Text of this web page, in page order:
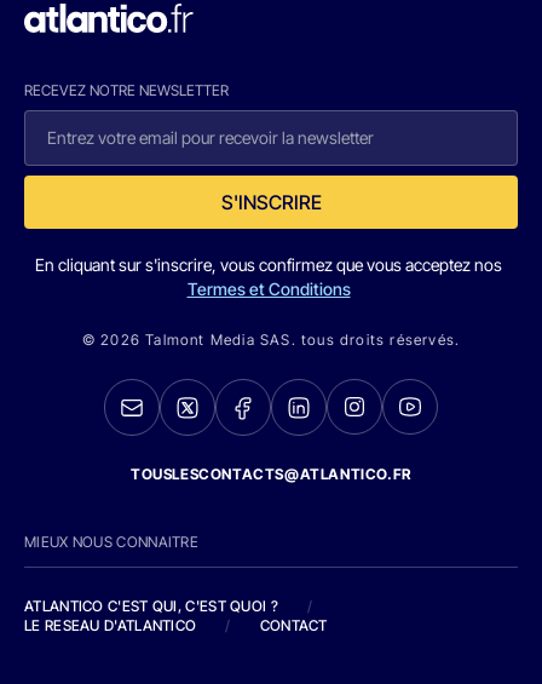
RECEVEZ NOTRE NEWSLETTER
S'INSCRIRE
En cliquant sur s'inscrire, vous confirmez que vous acceptez nos
Termes et Conditions
© 2026 Talmont Media SAS. tous droits réservés.
TOUSLESCONTACTS@ATLANTICO.FR
MIEUX NOUS CONNAITRE
ATLANTICO C'EST QUI, C'EST QUOI ?
/
LE RESEAU D'ATLANTICO
/ CONTACT